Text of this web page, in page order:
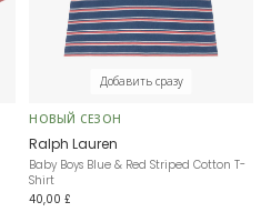
Добавить сразу
НОВЫЙ СЕЗОН
Ralph Lauren
Baby Boys Blue & Red Striped Cotton T-
Shirt
40,00 £